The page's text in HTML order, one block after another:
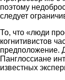
поэтому
следует
То, что «люди
когнитивистов
предположение.
Панглоссиане
известных